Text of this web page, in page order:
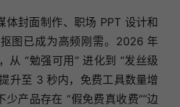
体封面制作、职场 PPT 设计和
图已成为高频刚需。2026 年
从 “勉强可用” 进化到 “发丝级
升至 3 秒内，免费工具数量增
产品存在 “假免费真收费”“边